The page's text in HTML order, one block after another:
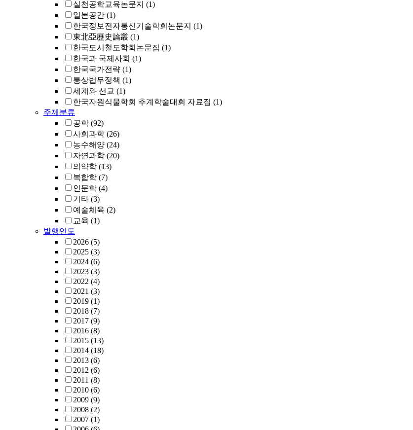
실천공학교육논문지 (1)
일본공간 (1)
한국정보전자통신기술학회논문지 (1)
東北亞歷史論叢 (1)
한국도시철도학회논문집 (1)
한국과 국제사회 (1)
한국국가전략 (1)
통상법무정책 (1)
세계와 선교 (1)
한국자원식물학회 추계학술대회 자료집 (1)
주제분류
공학 (92)
사회과학 (26)
농수해양 (24)
자연과학 (20)
의약학 (13)
복합학 (7)
인문학 (4)
기타 (3)
예술체육 (2)
교육 (1)
발행연도
2026 (5)
2025 (3)
2024 (6)
2023 (3)
2022 (4)
2021 (3)
2019 (1)
2018 (7)
2017 (9)
2016 (8)
2015 (13)
2014 (18)
2013 (6)
2012 (6)
2011 (8)
2010 (6)
2009 (9)
2008 (2)
2007 (1)